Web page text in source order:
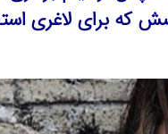
که برای لاغری
کریستن
بل
می